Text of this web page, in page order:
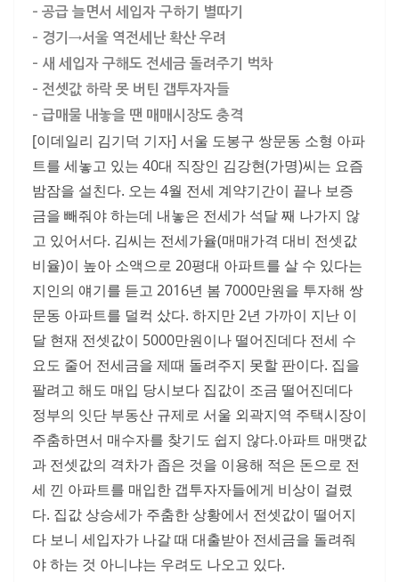
– 공급 늘면서 세입자 구하기 별따기
– 경기→서울 역전세난 확산 우려
– 새 세입자 구해도 전세금 돌려주기 벅차
– 전셋값 하락 못 버틴 갭투자자들
– 급매물 내놓을 땐 매매시장도 충격
[이데일리 김기덕 기자] 서울 도봉구 쌍문동 소형 아파
트를 세놓고 있는 40대 직장인 김강현(가명)씨는 요즘
밤잠을 설친다. 오는 4월 전세 계약기간이 끝나 보증
금을 빼줘야 하는데 내놓은 전세가 석달 째 나가지 않
고 있어서다. 김씨는 전세가율(매매가격 대비 전셋값
비율)이 높아 소액으로 20평대 아파트를 살 수 있다는
지인의 얘기를 듣고 2016년 봄 7000만원을 투자해 쌍
문동 아파트를 덜컥 샀다. 하지만 2년 가까이 지난 이
달 현재 전셋값이 5000만원이나 떨어진데다 전세 수
요도 줄어 전세금을 제때 돌려주지 못할 판이다. 집을
팔려고 해도 매입 당시보다 집값이 조금 떨어진데다
정부의 잇단 부동산 규제로 서울 외곽지역 주택시장이
주춤하면서 매수자를 찾기도 쉽지 않다.아파트 매맷값
과 전셋값의 격차가 좁은 것을 이용해 적은 돈으로 전
세 낀 아파트를 매입한 갭투자자들에게 비상이 걸렸
다. 집값 상승세가 주춤한 상황에서 전셋값이 떨어지
다 보니 세입자가 나갈 때 대출받아 전세금을 돌려줘
야 하는 것 아니냐는 우려도 나오고 있다.